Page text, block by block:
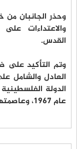
وحذر الجانبان من
والاعتداءات
القدس.
وتم التأكيد على
العادل والشامل
الدولة
عام 1967، وعاصمتها القدس الشرقية.